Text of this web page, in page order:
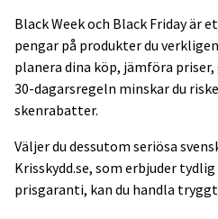
Black Week och Black Friday
pengar på produkter du
planera dina köp, jämföra
30-dagarsregeln minskar du
skenrabatter.
Väljer du dessutom seriösa
Krisskydd.se, som erbjuder
prisgaranti, kan du handla